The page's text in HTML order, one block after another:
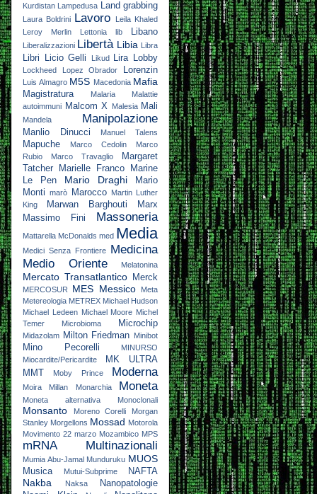
Kurdistan Lampedusa Land grabbing
Laura Boldrini Lavoro
Leila Khaled
Leroy Merlin
Lettonia lib Libano
Liberalizzazioni Libertà Libia Libra
Libri Licio Gelli Likud Lira Lobby
Lockheed Lopez Obrador Lorenzin
Luis Almagro M5S Macedonia Mafia
Magistratura Malaria
Malattie
autoimmuni Malcom X Malesia Mali
Mandela Manipolazione
Manlio Dinucci Manuel Talens
Mapuche Marco Cedolin
Marco
Rubio
Marco Travaglio
Margaret
Tatcher
Marielle Franco
Marine
Le Pen
Mario Draghi
Mario
Monti
marò Marocco
Martin Luther
King
Marwan Barghouti
Marx
Massimo Fini
Massoneria
Mattarella McDonalds med Media
Medici Senza Frontiere Medicina
Medio Oriente
Melatonina
Mercato Transatlantico Merck
MERCOSUR MES Messico
Meta
Metereologia METREX Michael Hudson
Michael Ledeen Michael Moore Michel
Temer
Microbioma Microchip
Midazolam Milton Friedman Minibot
Mino Pecorelli
MINURSO
Miocardite/Pericardite
MK ULTRA
MMT
Moby Prince Moderna
Moira Millan Monarchia Moneta
Moneta alternativa Monoclonali
Monsanto Moreno Corelli
Morgan
Stanley Morgellons Mossad Motorola
Movimento 22 marzo Mozambico MPS
mRNA Multinazionali
Mumia Abu-Jamal Munduruku MUOS
Musica Mutui-Subprime NAFTA
Nakba Naksa
Nanopatologie